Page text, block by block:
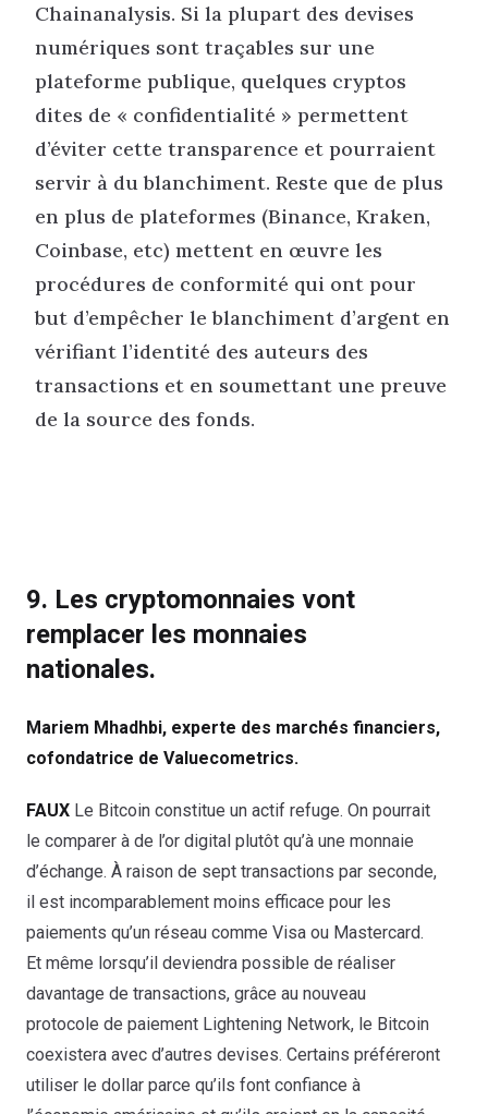
Chainanalysis. Si la plupart des devises
numériques sont traçables sur une
plateforme publique, quelques cryptos
dites de « confidentialité » permettent
d’éviter cette transparence et pourraient
servir à du blanchiment. Reste que de plus
en plus de plateformes (Binance, Kraken,
Coinbase, etc) mettent en œuvre les
procédures de conformité qui ont pour
but d’empêcher le blanchiment d’argent en
vérifiant l’identité des auteurs des
transactions et en soumettant une preuve
de la source des fonds.
9. Les cryptomonnaies vont
remplacer les monnaies
nationales.
Mariem Mhadhbi, experte des marchés financiers,
cofondatrice de Valuecometrics.
FAUX Le Bitcoin constitue un actif refuge. On pourrait
le comparer à de l’or digital plutôt qu’à une monnaie
d’échange. À raison de sept transactions par seconde,
il est incomparablement moins efficace pour les
paiements qu’un réseau comme Visa ou Mastercard.
Et même lorsqu’il deviendra possible de réaliser
davantage de transactions, grâce au nouveau
protocole de paiement Lightening Network, le Bitcoin
coexistera avec d’autres devises. Certains préféreront
utiliser le dollar parce qu’ils font confiance à